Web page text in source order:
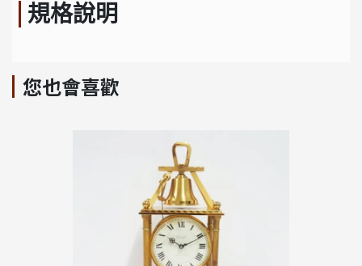
規格說明
您也會喜歡